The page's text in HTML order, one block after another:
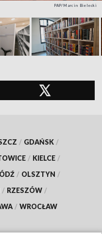
PAP/Marcin Bielecki
/ GDAŃSK /
/ KIELCE /
/ OLSZTYN /
/ RZESZÓW /
/ WROCŁAW